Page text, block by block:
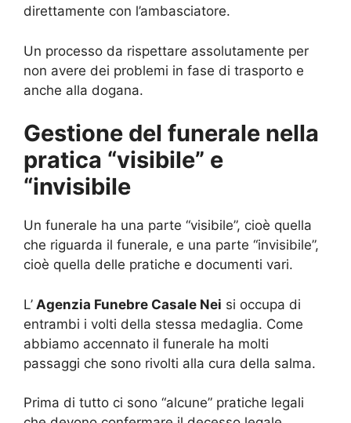
direttamente con l’ambasciatore.
Un processo da rispettare assolutamente per
non avere dei problemi in fase di trasporto e
anche alla dogana.
Gestione del funerale nella
pratica “visibile” e
“invisibile
Un funerale ha una parte “visibile”, cioè quella
che riguarda il funerale, e una parte “invisibile”,
cioè quella delle pratiche e documenti vari.
L’ Agenzia Funebre Casale Nei si occupa di
entrambi i volti della stessa medaglia. Come
abbiamo accennato il funerale ha molti
passaggi che sono rivolti alla cura della salma.
Prima di tutto ci sono “alcune” pratiche legali